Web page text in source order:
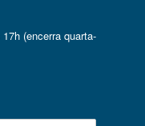
(encerra quarta-